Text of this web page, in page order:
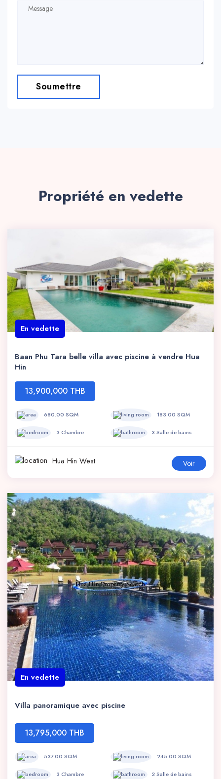
Soumettre
Propriété en vedette
En vedette
Baan Phu Tara belle villa avec piscine à vendre Hua
Hin
13,900,000 THB
680.00 SQM 183.00 SQM
3 Chambre 3 Salle de bains
Hua Hin West Voir
En vedette
Villa panoramique avec piscine
13,795,000 THB
537.00 SQM 245.00 SQM
3 Chambre 2 Salle de bains